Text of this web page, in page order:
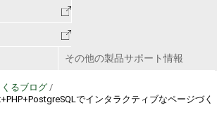
その他の製品サポート情報
るブログ /
でインタラクティブなページづく